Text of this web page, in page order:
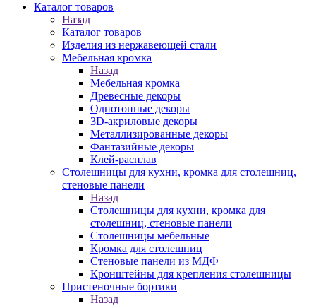
Каталог товаров
Назад
Каталог товаров
Изделия из нержавеющей стали
Мебельная кромка
Назад
Мебельная кромка
Древесные декоры
Однотонные декоры
3D-акриловые декоры
Металлизированные декоры
Фантазийные декоры
Клей-расплав
Столешницы для кухни, кромка для столешниц,
стеновые панели
Назад
Столешницы для кухни, кромка для
столешниц, стеновые панели
Столешницы мебельные
Кромка для столешниц
Стеновые панели из МДФ
Кронштейны для крепления столешницы
Пристеночные бортики
Назад